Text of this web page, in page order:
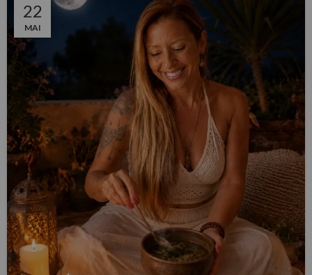
22
MAI